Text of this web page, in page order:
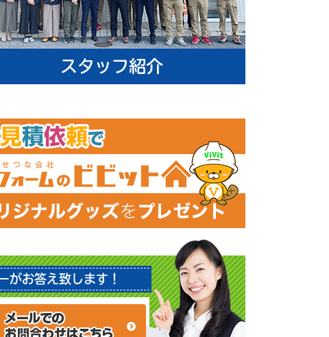
がお答え致します！